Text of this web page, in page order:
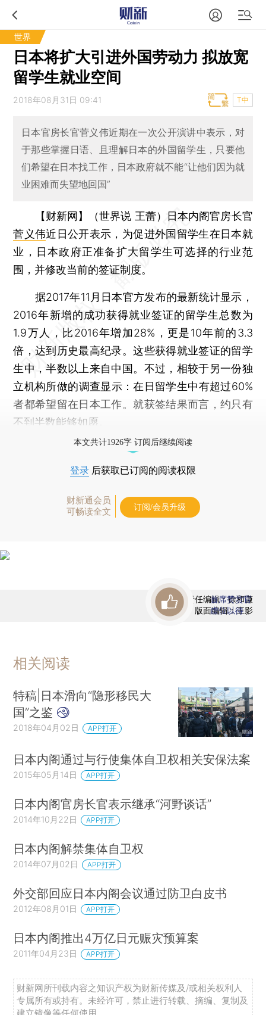
世界
日本将扩大引进外国劳动力 拟放宽
留学生就业空间
2018年08月31日 09:41 T中
日本官房长官菅义伟近期在一次公开演讲中表示，对
于那些掌握日语、且理解日本的外国留学生，只要他
们希望在日本找工作，日本政府就不能“让他们因为就
业困难而失望地回国”
【财新网】（世界说 王蕾）
日本内阁官房长官
菅义伟近日公开表示，为促进外国留学生在日本就
业，日本政府正准备扩大留学生可选择的行业范
围，并修改当前的签证制度。
据2017年11月日本官方发布的最新统计显示，
2016年新增的成功获得就业签证的留学生总数为
1.9万人，比2016年增加28%，更是10年前的3.3
倍，达到历史最高纪录。这些获得就业签证的留学
生中，半数以上来自中国。不过，相较于另一份独
立机构所做的调查显示：在日留学生中有超过60%
者都希望留在日本工作。就获签结果而言，约只有
不到半数能够如愿。
本文共计1926字 订阅后继续阅读
登录 后获取已订阅的阅读权限
财新通会员
可畅读全文
订阅/会员升级
责任编辑：徐和谦
版面编辑：王影
首席赞赏官
虚位以待
相关阅读
特稿|日本滑向“隐形移民大
国”之鉴
2018年04月02日 APP打开
日本内阁通过与行使集体自卫权相关安保法案
2015年05月14日 APP打开
日本内阁官房长官表示继承“河野谈话”
2014年10月22日 APP打开
日本内阁解禁集体自卫权
2014年07月02日 APP打开
外交部回应日本内阁会议通过防卫白皮书
2012年08月01日 APP打开
日本内阁推出4万亿日元赈灾预算案
2011年04月23日 APP打开
财新网所刊载内容之知识产权为财新传媒及/或相关权利人
专属所有或持有。未经许可，禁止进行转载、摘编、复制及